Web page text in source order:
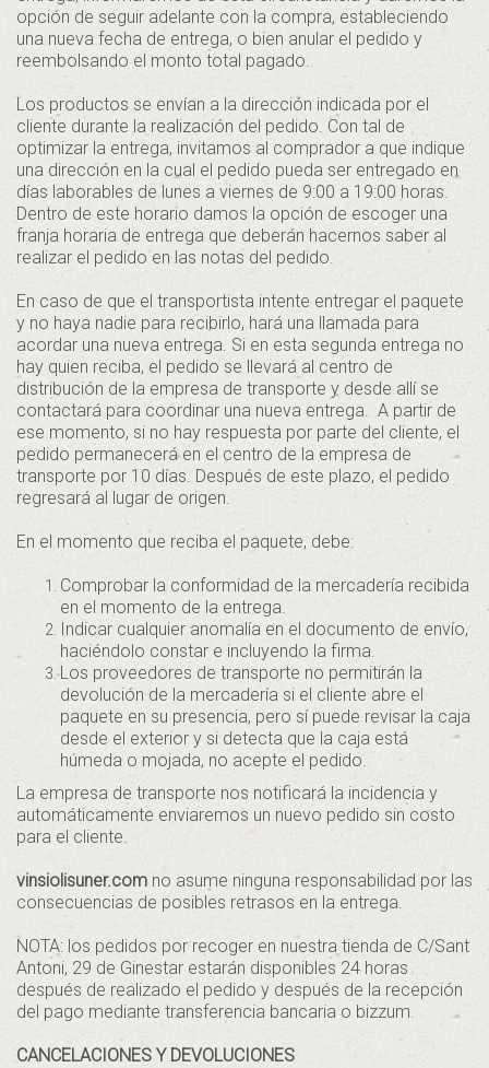
opción de seguir adelante con la compra, estableciendo
una nueva fecha de entrega, o bien anular el pedido y
reembolsando el monto total pagado.
Los productos se envían a la dirección indicada por el
cliente durante la realización del pedido. Con tal de
optimizar la entrega, invitamos al comprador a que indique
una dirección en la cual el pedido pueda ser entregado en
días laborables de lunes a viernes de 9:00 a 19:00 horas.
Dentro de este horario damos la opción de escoger una
franja horaria de entrega que deberán hacernos saber al
realizar el pedido en las notas del pedido.
En caso de que el transportista intente entregar el paquete
y no haya nadie para recibirlo, hará una llamada para
acordar una nueva entrega. Si en esta segunda entrega no
hay quien reciba, el pedido se llevará al centro de
distribución de la empresa de transporte y desde allí se
contactará para coordinar una nueva entrega. A partir de
ese momento, si no hay respuesta por parte del cliente, el
pedido permanecerá en el centro de la empresa de
transporte por 10 días. Después de este plazo, el pedido
regresará al lugar de origen.
En el momento que reciba el paquete, debe:
Comprobar la conformidad de la mercadería recibida
en el momento de la entrega.
Indicar cualquier anomalía en el documento de envío,
haciéndolo constar e incluyendo la firma.
Los proveedores de transporte no permitirán la
devolución de la mercadería si el cliente abre el
paquete en su presencia, pero sí puede revisar la caja
desde el exterior y si detecta que la caja está
húmeda o mojada, no acepte el pedido.
La empresa de transporte nos notificará la incidencia y
automáticamente enviaremos un nuevo pedido sin costo
para el cliente.
vinsiolisuner.com no asume ninguna responsabilidad por las
consecuencias de posibles retrasos en la entrega.
NOTA: los pedidos por recoger en nuestra tienda de C/Sant
Antoni, 29 de Ginestar estarán disponibles 24 horas
después de realizado el pedido y después de la recepción
del pago mediante transferencia bancaria o bizzum.
CANCELACIONES Y DEVOLUCIONES